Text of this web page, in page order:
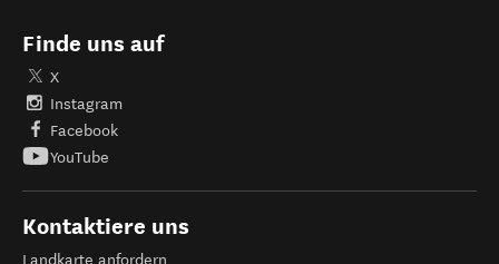
Finde uns auf
X
Instagram
Facebook
YouTube
Kontaktiere uns
Landkarte anfordern